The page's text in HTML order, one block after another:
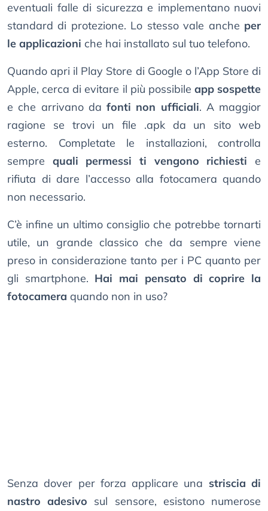
eventuali falle di sicurezza e implementano nuovi
standard di protezione. Lo stesso vale anche per
le applicazioni che hai installato sul tuo telefono.
Quando apri il Play Store di Google o l’App Store di
Apple, cerca di evitare il più possibile app sospette
e che arrivano da fonti non ufficiali. A maggior
ragione se trovi un file .apk da un sito web
esterno. Completate le installazioni, controlla
sempre quali permessi ti vengono richiesti e
rifiuta di dare l’accesso alla fotocamera quando
non necessario.
C’è infine un ultimo consiglio che potrebbe tornarti
utile, un grande classico che da sempre viene
preso in considerazione tanto per i PC quanto per
gli smartphone. Hai mai pensato di coprire la
fotocamera quando non in uso?
Senza dover per forza applicare una striscia di
nastro adesivo sul sensore, esistono numerose